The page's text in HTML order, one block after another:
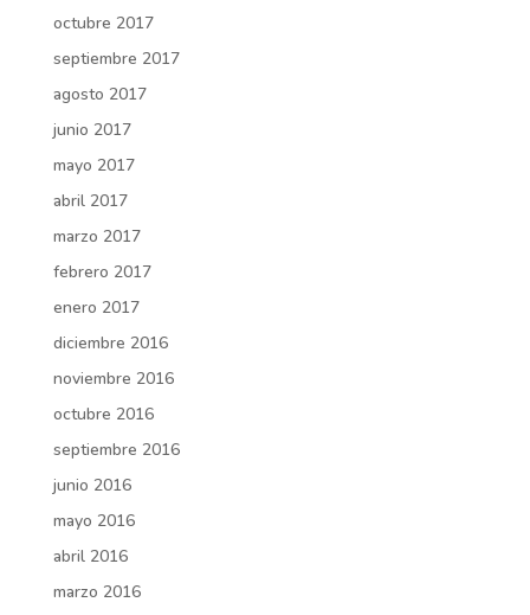
octubre 2017
septiembre 2017
agosto 2017
junio 2017
mayo 2017
abril 2017
marzo 2017
febrero 2017
enero 2017
diciembre 2016
noviembre 2016
octubre 2016
septiembre 2016
junio 2016
mayo 2016
abril 2016
marzo 2016